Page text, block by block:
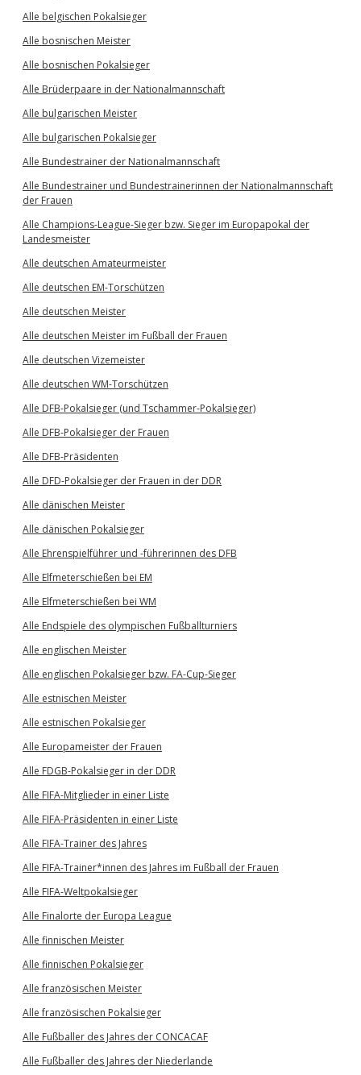
Alle belgischen Pokalsieger
Alle bosnischen Meister
Alle bosnischen Pokalsieger
Alle Brüderpaare in der Nationalmannschaft
Alle bulgarischen Meister
Alle bulgarischen Pokalsieger
Alle Bundestrainer der Nationalmannschaft
Alle Bundestrainer und Bundestrainerinnen der Nationalmannschaft
der Frauen
Alle Champions-League-Sieger bzw. Sieger im Europapokal der
Landesmeister
Alle deutschen Amateurmeister
Alle deutschen EM-Torschützen
Alle deutschen Meister
Alle deutschen Meister im Fußball der Frauen
Alle deutschen Vizemeister
Alle deutschen WM-Torschützen
Alle DFB-Pokalsieger (und Tschammer-Pokalsieger)
Alle DFB-Pokalsieger der Frauen
Alle DFB-Präsidenten
Alle DFD-Pokalsieger der Frauen in der DDR
Alle dänischen Meister
Alle dänischen Pokalsieger
Alle Ehrenspielführer und -führerinnen des DFB
Alle Elfmeterschießen bei EM
Alle Elfmeterschießen bei WM
Alle Endspiele des olympischen Fußballturniers
Alle englischen Meister
Alle englischen Pokalsieger bzw. FA-Cup-Sieger
Alle estnischen Meister
Alle estnischen Pokalsieger
Alle Europameister der Frauen
Alle FDGB-Pokalsieger in der DDR
Alle FIFA-Mitglieder in einer Liste
Alle FIFA-Präsidenten in einer Liste
Alle FIFA-Trainer des Jahres
Alle FIFA-Trainer*innen des Jahres im Fußball der Frauen
Alle FIFA-Weltpokalsieger
Alle Finalorte der Europa League
Alle finnischen Meister
Alle finnischen Pokalsieger
Alle französischen Meister
Alle französischen Pokalsieger
Alle Fußballer des Jahres der CONCACAF
Alle Fußballer des Jahres der Niederlande